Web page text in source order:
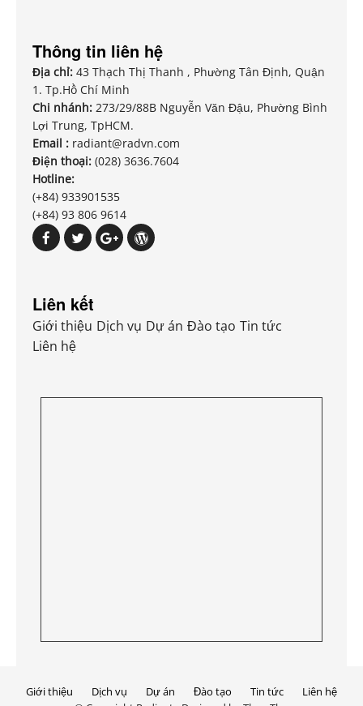
Thông tin liên hệ
Địa chỉ: 43 Thạch Thị Thanh , Phường Tân Định, Quận
1. Tp.Hồ Chí Minh
Chi nhánh: 273/29/88B Nguyễn Văn Đậu, Phường Bình
Lợi Trung, TpHCM.
Email : radiant@radvn.com
Điện thoại: (028) 3636.7604
Hotline:
(+84) 933901535
(+84) 93 806 9614
Liên kết
Giới thiệu Dịch vụ Dự án Đào tạo Tin tức
Liên hệ
Giới thiệu Dịch vụ Dự án Đào tạo Tin tức
Liên hệ